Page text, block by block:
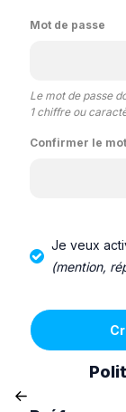
Mot de passe
Le mot de passe
1 chiffre ou
Confirmer le
Je veux
(mention,